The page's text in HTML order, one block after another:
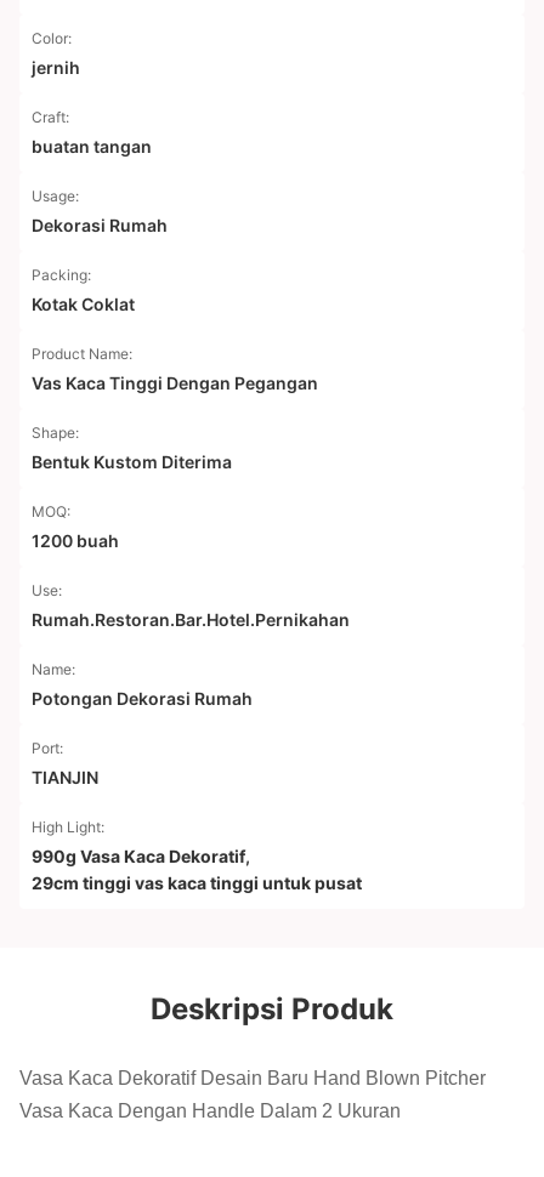
Color:
jernih
Craft:
buatan tangan
Usage:
Dekorasi Rumah
Packing:
Kotak Coklat
Product Name:
Vas Kaca Tinggi Dengan Pegangan
Shape:
Bentuk Kustom Diterima
MOQ:
1200 buah
Use:
Rumah.Restoran.Bar.Hotel.Pernikahan
Name:
Potongan Dekorasi Rumah
Port:
TIANJIN
High Light:
990g Vasa Kaca Dekoratif,
29cm tinggi vas kaca tinggi untuk pusat
Deskripsi Produk
Vasa Kaca Dekoratif Desain Baru Hand Blown Pitcher
Vasa Kaca Dengan Handle Dalam 2 Ukuran